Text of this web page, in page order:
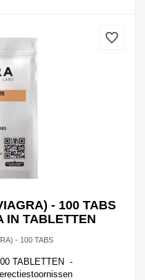
- 100 TABS
IN TABLETTEN
- 100 TABS
TABLETTEN -